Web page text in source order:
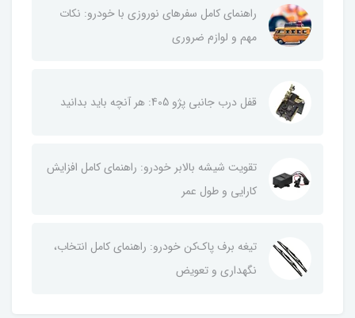
راهنمای کامل سفرهای نوروزی با خودرو: نکات
مهم و لوازم ضروری
قفل درب جانبی پژو 405: هر آنچه باید بدانید
تقویت شیشه بالابر خودرو: راهنمای کامل افزایش
کارایی و طول عمر
تیغه برف پاک‌کن خودرو: راهنمای کامل انتخاب،
نگهداری و تعویض